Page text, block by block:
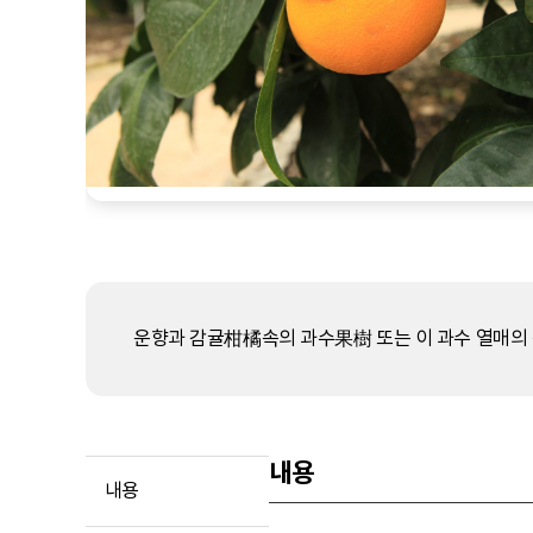
운향과 감귤柑橘속의 과수果樹 또는 이 과수 열매의
내용
내용